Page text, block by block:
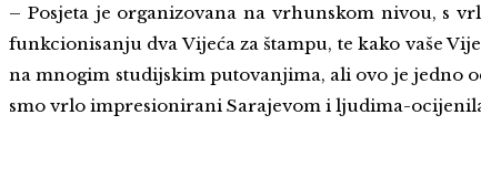
– Posjeta je organizovana na vrhunskom nivou, s
funkcionisanju dva Vijeća za štampu, te kako vaše
na mnogim studijskim putovanjima, ali ovo je jedno
smo vrlo impresionirani Sarajevom i ljudima-